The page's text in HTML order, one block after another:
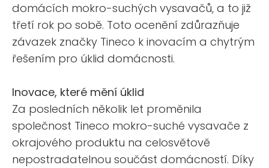
domácích mokro-suchých vysavačů, a to již
třetí rok po sobě. Toto ocenění zdůrazňuje
závazek značky Tineco k inovacím a chytrým
řešením pro úklid domácnosti.
Inovace, které mění úklid
Za posledních několik let proměnila
společnost Tineco mokro-suché vysavače z
okrajového produktu na celosvětově
nepostradatelnou součást domácností. Díky